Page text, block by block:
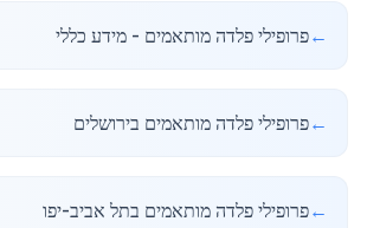
←פרופילי פלדה מותאמים - מידע כללי
←פרופילי פלדה מותאמים בירושלים
←פרופילי פלדה מותאמים בתל אביב-יפו